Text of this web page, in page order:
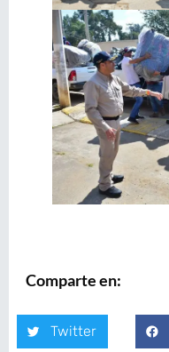
Comparte en:
Twitter